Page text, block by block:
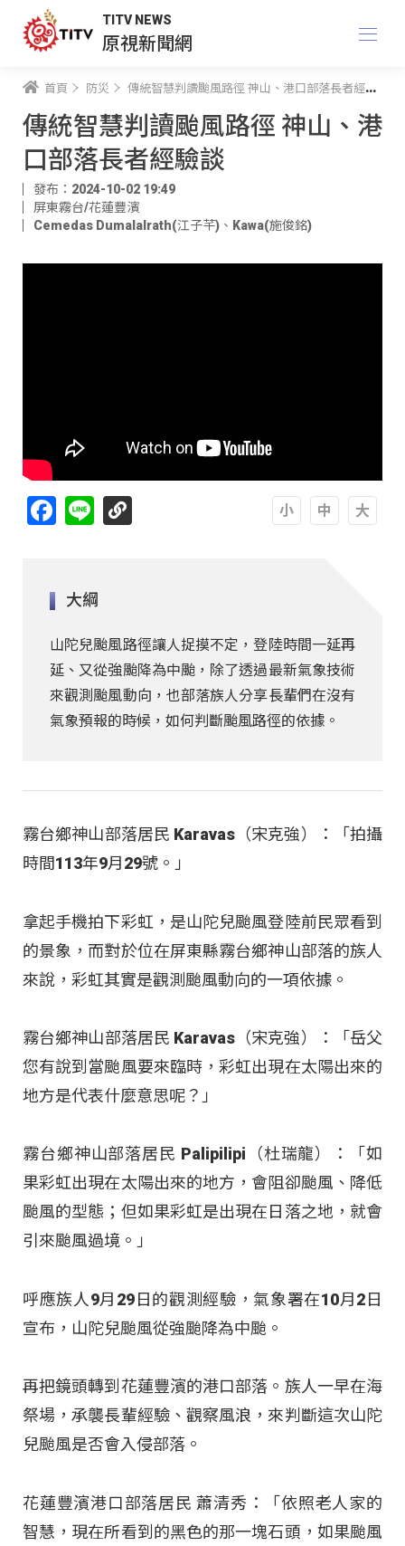
TITV NEWS
原視新聞網
首頁 防災 傳統智慧判讀颱風路徑 神山、港口部落長者經驗談
傳統智慧判讀颱風路徑 神山、港
口部落長者經驗談
發布：2024-10-02 19:49
屏東霧台/花蓮豐濱
Cemedas Dumalalrath(江子芊) 、 Kawa(施俊銘)
Facebook
Line
大綱
山陀兒颱風路徑讓人捉摸不定，登陸時間一延再
延、又從強颱降為中颱，除了透過最新氣象技術
來觀測颱風動向，也部落族人分享長輩們在沒有
氣象預報的時候，如何判斷颱風路徑的依據。
霧台鄉神山部落居民 Karavas（宋克強）：「拍攝
時間113年9月29號。」
拿起手機拍下彩虹，是山陀兒颱風登陸前民眾看到
的景象，而對於位在屏東縣霧台鄉神山部落的族人
來說，彩虹其實是觀測颱風動向的一項依據。
霧台鄉神山部落居民 Karavas（宋克強）：「岳父
您有說到當颱風要來臨時，彩虹出現在太陽出來的
地方是代表什麼意思呢？」
霧台鄉神山部落居民 Palipilipi（杜瑞龍）：「如
果彩虹出現在太陽出來的地方，會阻卻颱風、降低
颱風的型態；但如果彩虹是出現在日落之地，就會
引來颱風過境。」
呼應族人9月29日的觀測經驗，氣象署在10月2日
宣布，山陀兒颱風從強颱降為中颱。
再把鏡頭轉到花蓮豐濱的港口部落。族人一早在海
祭場，承襲長輩經驗、觀察風浪，來判斷這次山陀
兒颱風是否會入侵部落。
花蓮豐濱港口部落居民 蕭清秀：「依照老人家的
智慧，現在所看到的黑色的那一塊石頭，如果颱風